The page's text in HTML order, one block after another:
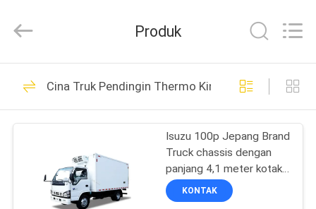
RUMAH
PRODUK
TENTANG
KAMI
INDUSTRY
Rights
Unit Pendingin
Thermo King
113
Produk
Cina Truk Pendingin Thermo King
Isuzu 100p Jepang Brand
Truck chassis dengan
panjang 4,1 meter kotak
pendingin dengan unit
pendingin THERMO KING
KONTAK